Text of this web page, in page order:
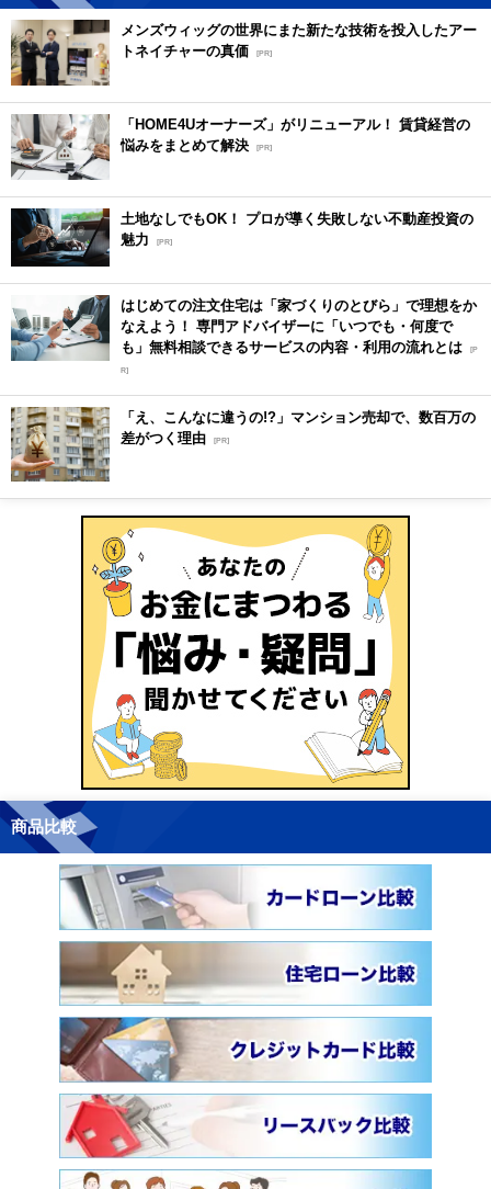
メンズウィッグの世界にまた新たな技術を投入したアー
トネイチャーの真価 [PR]
「HOME4Uオーナーズ」がリニューアル！ 賃貸経営の
悩みをまとめて解決 [PR]
土地なしでもOK！ プロが導く失敗しない不動産投資の
魅力
[PR]
はじめての注文住宅は「家づくりのとびら」で理想をか
なえよう！ 専門アドバイザーに「いつでも・何度で
も」無料相談できるサービスの内容・利用の流れとは [P
R]
「え、こんなに違うの!?」マンション売却で、数百万の
差がつく理由 [PR]
商品比較